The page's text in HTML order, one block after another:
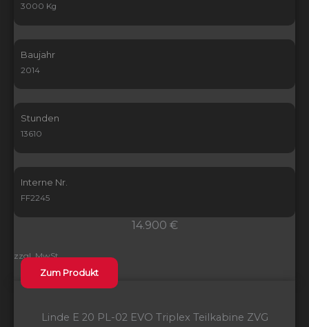
3000 Kg
Baujahr
2014
Stunden
13610
Interne Nr.
FF2245
14.900 €
zzgl. MwSt.
Zum Produkt
Linde E 20 PL-02 EVO Triplex Teilkabine ZVG